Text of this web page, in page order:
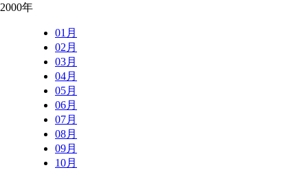
2000年
01月
02月
03月
04月
05月
06月
07月
08月
09月
10月